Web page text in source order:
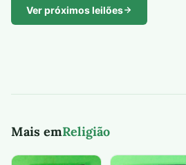
Ver próximos leilões
Mais emReligião